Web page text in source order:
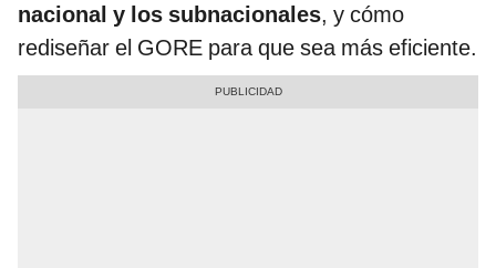
nacional y los subnacionales, y cómo
rediseñar el GORE para que sea más eficiente.